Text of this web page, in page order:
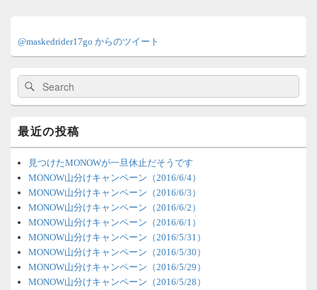
ン
サ
バ
ィ
ジ
ェ
ッ
ア
@maskedrider17go からのツイート
検
索:
検
索
最近の投稿
見つけたMONOWが一旦休止だそうです
MONOW山分けキャンペーン（2016/6/4）
MONOW山分けキャンペーン（2016/6/3）
MONOW山分けキャンペーン（2016/6/2）
MONOW山分けキャンペーン（2016/6/1）
MONOW山分けキャンペーン（2016/5/31）
MONOW山分けキャンペーン（2016/5/30）
MONOW山分けキャンペーン（2016/5/29）
MONOW山分けキャンペーン（2016/5/28）